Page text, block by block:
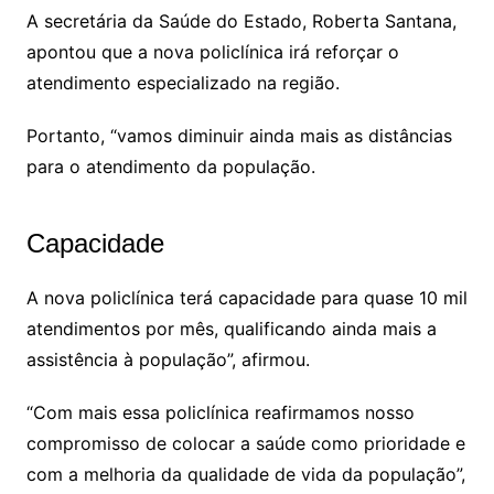
A secretária da Saúde do Estado, Roberta Santana,
apontou que a nova policlínica irá reforçar o
atendimento especializado na região.
Portanto, “vamos diminuir ainda mais as distâncias
para o atendimento da população.
Capacidade
A nova policlínica terá capacidade para quase 10 mil
atendimentos por mês, qualificando ainda mais a
assistência à população”, afirmou.
“Com mais essa policlínica reafirmamos nosso
compromisso de colocar a saúde como prioridade e
com a melhoria da qualidade de vida da população”,